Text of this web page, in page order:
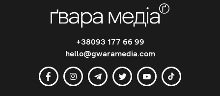
+38093 177 66 99
hello@gwaramedia.com